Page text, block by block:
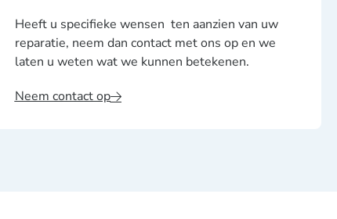
Heeft u specifieke wensen ten aanzien van uw
reparatie, neem dan contact met ons op en we
laten u weten wat we kunnen betekenen.
Neem contact op